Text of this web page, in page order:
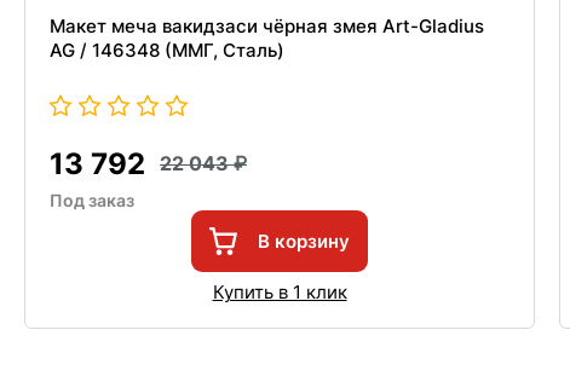
Макет меча вакидзаси чёрная змея Art-Gladius
AG / 146348 (ММГ, Сталь)
13 792 22 043
Под заказ
В корзину
Купить в 1 клик